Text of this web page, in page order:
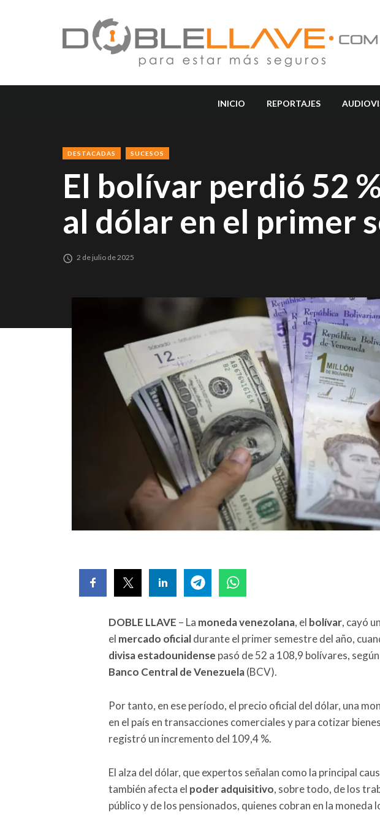
INICIO REPORTAJES
DESTACADAS SUCESOS
El bolívar perdió 52
al dólar en el primer
2 de julio de 2025
DOBLE LLAVE – La moneda venezolana, el bolívar, cayó
el mercado oficialdurante el primer semestre del año,
divisa estadounidense pasó de 52 a 108,9 bolívares,
Banco Central de Venezuela(BCV).
Por tanto, en ese período, el precio oficial del dólar, una
en el país en transacciones comerciales y para cotizar
registró un incremento del 109,4 %.
El alza del dólar, que expertos señalan como la principal
también afecta el poder adquisitivo, sobre todo, de los
público y de los pensionados, quienes cobran en la moneda